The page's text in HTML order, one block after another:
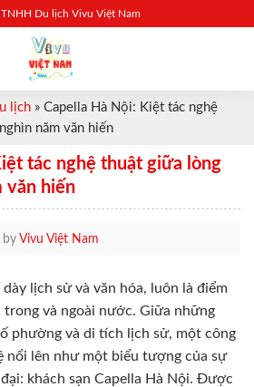
Du lịch Vivu Việt Nam
lịch » Capella Hà Nội: Kiệt tác nghệ
năm văn hiến
tác nghệ thuật giữa lòng
văn hiến
by Vivu Việt Nam
lịch sử và văn hóa, luôn là điểm
trong và ngoài nước. Giữa những
phường và di tích lịch sử, một công
nổi lên như một biểu tượng của sự
khách sạn Capella Hà Nội. Được